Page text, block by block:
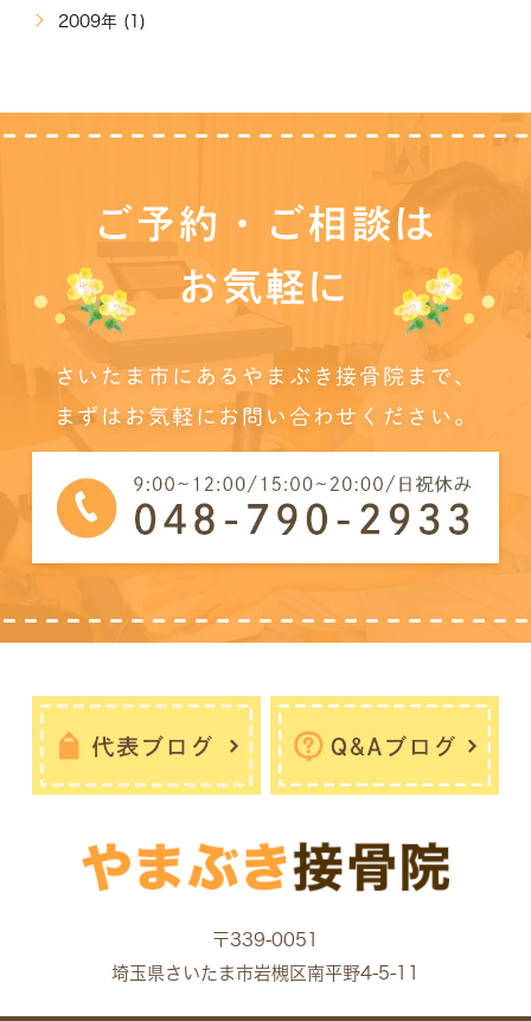
2009年 (1)
ご予約・ご相談は
お気軽に
さいたま市にあるやまぶき接骨院まで、
まずはお気軽にお問い合わせください。
〒339-0051
埼玉県さいたま市岩槻区南平野4-5-11